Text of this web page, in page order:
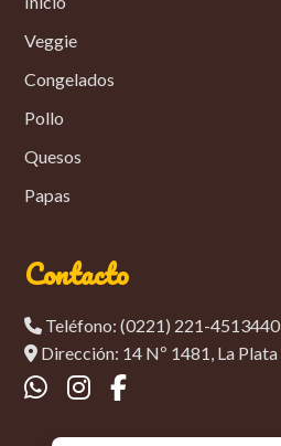
Veggie
Congelados
Pollo
Quesos
Papas
Contacto
Teléfono: (0221) 221-4513440
Dirección: 14 Nº 1481, La Plata